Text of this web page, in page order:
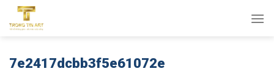
qua
7e2417dcbb3f5e61072e